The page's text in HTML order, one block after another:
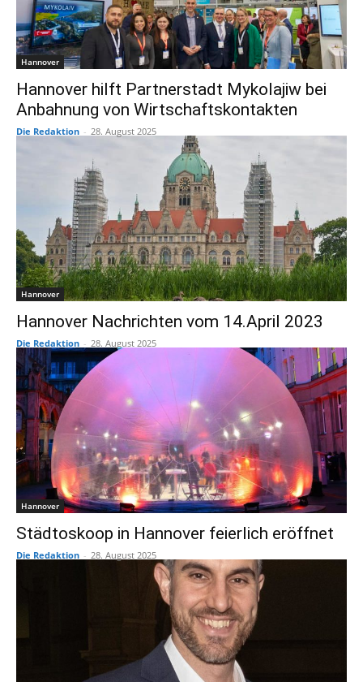
Hannover
Hannover hilft Partnerstadt Mykolajiw bei
Anbahnung von Wirtschaftskontakten
Die Redaktion - 28. August 2025
Hannover
Hannover Nachrichten vom 14.April 2023
Die Redaktion - 28. August 2025
Hannover
Städtoskoop in Hannover feierlich eröffnet
Die Redaktion - 28. August 2025